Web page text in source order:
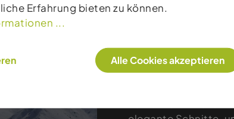
KJUS steht für
Technologien und
kombiniert
Erfahrung bieten zu können.
...
Alle Cookies akzeptieren